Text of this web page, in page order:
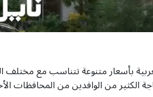
بأسعار متنوعة تتناسب مع مختلف
من الوافدين من المحافظات